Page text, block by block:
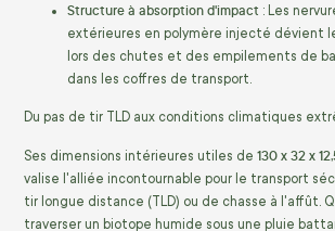
Structure à absorption d'impact : Les
extérieures en polymère injecté dévient
lors des chutes et des empilements de
dans les coffres de transport.
Du pas de tir TLD aux conditions climatiques
Ses dimensions intérieures utiles de 130 x 32 x
valise l'alliée incontournable pour le transport
tir longue distance (TLD) ou de chasse à l'affût.
traverser un biotope humide sous une pluie